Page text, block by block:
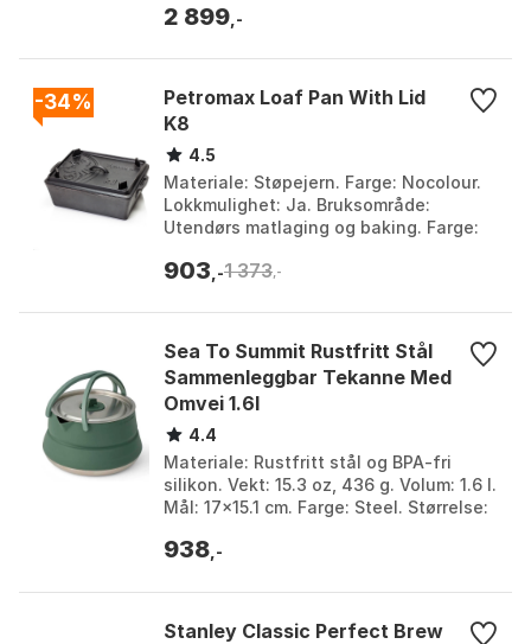
2 899 ,-
-34%
Petromax Loaf Pan With Lid
K8
4.5
Materiale: Støpejern. Farge: Nocolour.
Lokkmulighet: Ja. Bruksområde:
Utendørs matlaging og baking. Farge:
903 ,-1 373 ,-
Sea To Summit Rustfritt Stål
Sammenleggbar Tekanne Med
Omvei 1.6l
4.4
Materiale: Rustfritt stål og BPA-fri
silikon. Vekt: 15.3 oz, 436 g. Volum: 1.6 l.
Mål: 17x15.1 cm. Farge: Steel. Størrelse:
938 ,-
Stanley Classic Perfect Brew